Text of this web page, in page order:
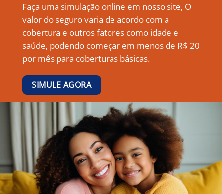
Faça uma simulação online em nosso site, O
valor do seguro varia de acordo com a
cobertura e outros fatores como idade e
saúde, podendo começar em menos de R$ 20
por mês para coberturas básicas.
SIMULE AGORA